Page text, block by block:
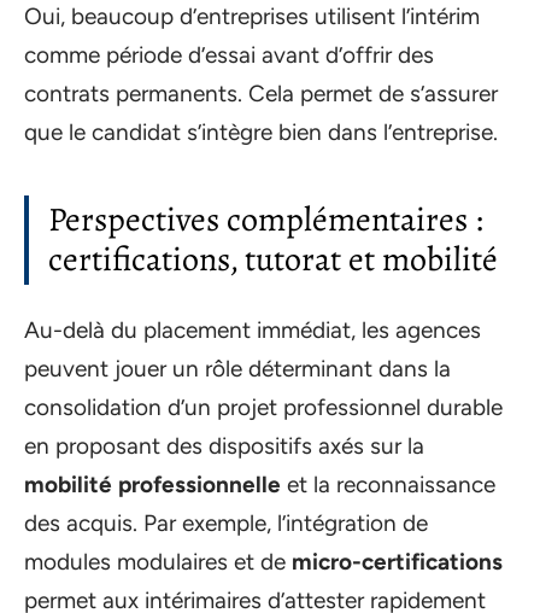
Oui, beaucoup d’entreprises utilisent l’intérim
comme période d’essai avant d’offrir des
contrats permanents. Cela permet de s’assurer
que le candidat s’intègre bien dans l’entreprise.
Perspectives complémentaires :
certifications, tutorat et mobilité
Au-delà du placement immédiat, les agences
peuvent jouer un rôle déterminant dans la
consolidation d’un projet professionnel durable
en proposant des dispositifs axés sur la
mobilité professionnelle et la reconnaissance
des acquis. Par exemple, l’intégration de
modules modulaires et de micro-certifications
permet aux intérimaires d’attester rapidement